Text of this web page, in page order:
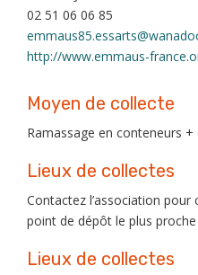
02 51 06 06 85
http://www.emmaus-
Moyen de collecte
Ramassage en conteneurs
Lieux de collectes
Contactez l’association pour
point de dépôt le plus
Lieux de collectes